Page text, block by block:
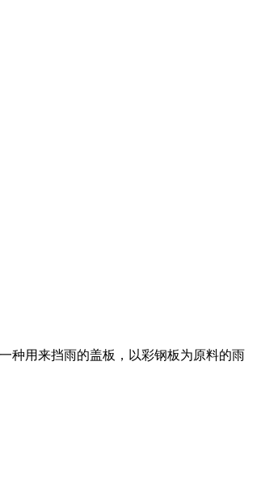
种用来挡雨的盖板，以彩钢板为原料的雨